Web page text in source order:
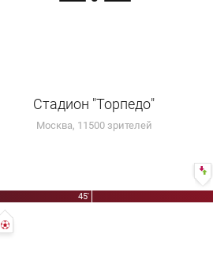
Стадион "Торпедо"
Москва, 11500 зрителей
45'
34' 1:1 - Владимир Пархоменко